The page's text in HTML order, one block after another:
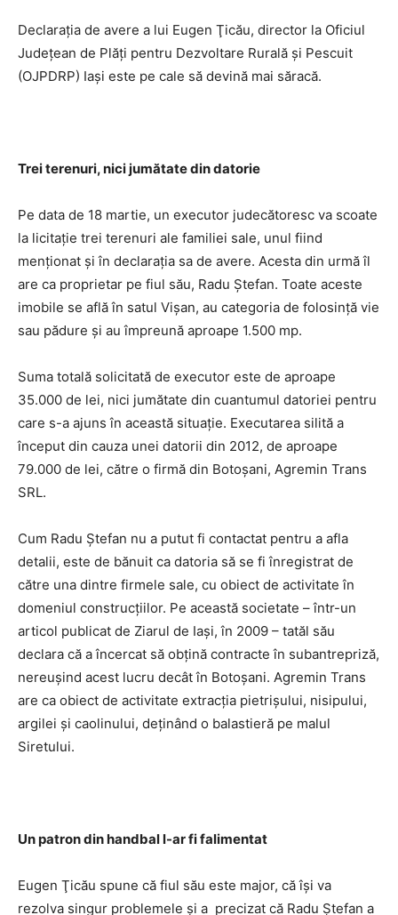
Declaraţia de avere a lui Eugen Ţicău, director la Oficiul
Judeţean de Plăţi pentru Dezvoltare Rurală şi Pescuit
(OJPDRP) Iaşi este pe cale să devină mai săracă.
Trei terenuri, nici jumătate din datorie
Pe data de 18 martie, un executor judecătoresc va scoate
la licitaţie trei terenuri ale familiei sale, unul fiind
menţionat şi în declaraţia sa de avere. Acesta din urmă îl
are ca proprietar pe fiul său, Radu Ştefan. Toate aceste
imobile se află în satul Vişan, au categoria de folosinţă vie
sau pădure şi au împreună aproape 1.500 mp.
Suma totală solicitată de executor este de aproape
35.000 de lei, nici jumătate din cuantumul datoriei pentru
care s-a ajuns în această situaţie. Executarea silită a
început din cauza unei datorii din 2012, de aproape
79.000 de lei, către o firmă din Botoşani, Agremin Trans
SRL.
Cum Radu Ştefan nu a putut fi contactat pentru a afla
detalii, este de bănuit ca datoria să se fi înregistrat de
către una dintre firmele sale, cu obiect de activitate în
domeniul construcţiilor. Pe această societate – într-un
articol publicat de Ziarul de Iaşi, în 2009 – tatăl său
declara că a încercat să obţină contracte în subantrepriză,
nereuşind acest lucru decât în Botoşani. Agremin Trans
are ca obiect de activitate extracţia pietrişului, nisipului,
argilei şi caolinului, deţinând o balastieră pe malul
Siretului.
Un patron din handbal l-ar fi falimentat
Eugen Ţicău spune că fiul său este major, că îşi va
rezolva singur problemele şi a precizat că Radu Ştefan a